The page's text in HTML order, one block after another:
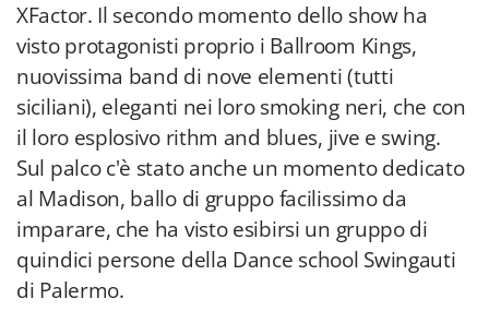
XFactor. Il secondo momento dello show ha
visto protagonisti proprio i Ballroom Kings,
nuovissima band di nove elementi (tutti
siciliani), eleganti nei loro smoking neri, che con
il loro esplosivo rithm and blues, jive e swing.
Sul palco c'è stato anche un momento dedicato
al Madison, ballo di gruppo facilissimo da
imparare, che ha visto esibirsi un gruppo di
quindici persone della Dance school Swingauti
di Palermo.